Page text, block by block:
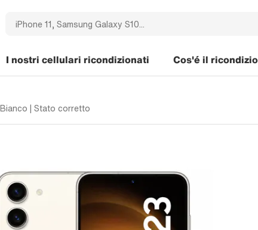
I nostri cellulari ricondizionati Cos'é il
| Stato corretto